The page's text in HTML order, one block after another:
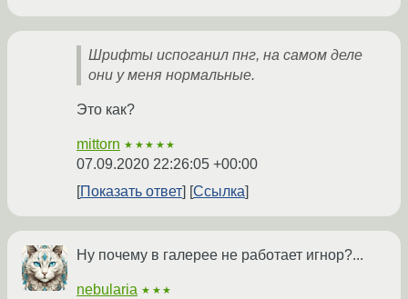
Шрифты испоганил пнг, на самом деле
они у меня нормальные.
Это как?
mittorn ★★★★★
07.09.2020 22:26:05 +00:00
Показать ответ
Ссылка
Ну почему в галерее не работает игнор?...
nebularia ★★★